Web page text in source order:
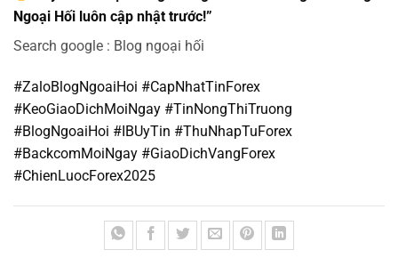
Ngoại Hối luôn cập nhật trước!”
Search google : Blog ngoại hối
#ZaloBlogNgoaiHoi #CapNhatTinForex
#KeoGiaoDichMoiNgay #TinNongThiTruong
#BlogNgoaiHoi #IBUyTin #ThuNhapTuForex
#BackcomMoiNgay #GiaoDichVangForex
#ChienLuocForex2025